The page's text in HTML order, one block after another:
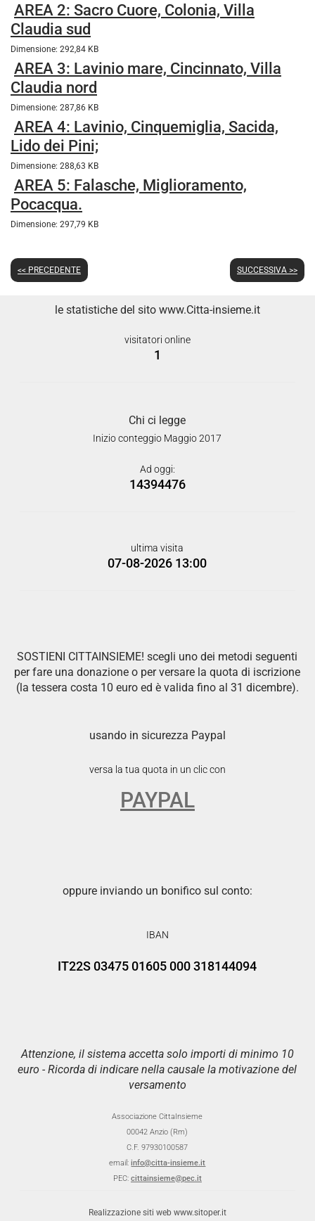
AREA 2: Sacro Cuore, Colonia, Villa
Claudia sud
Dimensione: 292,84 KB
AREA 3: Lavinio mare, Cincinnato, Villa
Claudia nord
Dimensione: 287,86 KB
AREA 4: Lavinio, Cinquemiglia, Sacida,
Lido dei Pini;
Dimensione: 288,63 KB
AREA 5: Falasche, Miglioramento,
Pocacqua.
Dimensione: 297,79 KB
<< PRECEDENTE SUCCESSIVA >>
le statistiche del sito www.Citta-insieme.it
visitatori online
1
Chi ci legge
Inizio conteggio Maggio 2017
Ad oggi:
14394476
ultima visita
07-08-2026 13:00
SOSTIENI CITTAINSIEME! scegli uno dei metodi seguenti
per fare una donazione o per versare la quota di iscrizione
(la tessera costa 10 euro ed è valida fino al 31 dicembre).
usando in sicurezza Paypal
versa la tua quota in un clic con
PAYPAL
oppure inviando un bonifico sul conto:
IBAN
IT22S 03475 01605 000 318144094
Attenzione, il sistema accetta solo importi di minimo 10
euro - Ricorda di indicare nella causale la motivazione del
versamento
Associazione CittaInsieme
00042 Anzio (Rm)
C.F. 97930100587
email:info@citta-insieme.it
PEC: cittainsieme@pec.it
Realizzazione siti web www.sitoper.it